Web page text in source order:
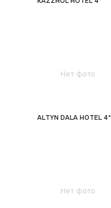
Нет фото
ALTYN DALA HOTEL 4*
Нет фото